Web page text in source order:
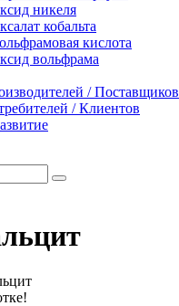
никеля
кобальта
кислота
вольфрама
/ Поставщиков
/ Клиентов